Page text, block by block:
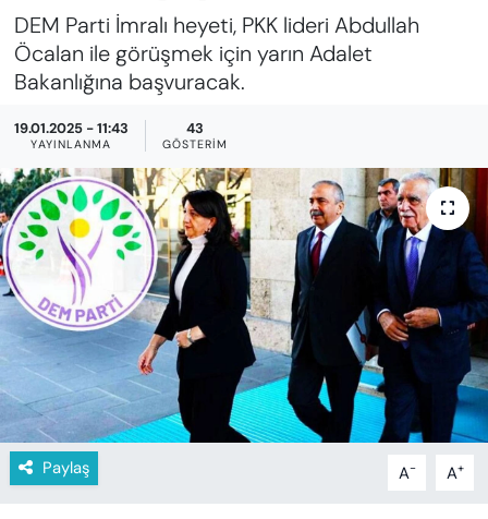
DEM Parti İmralı heyeti, PKK lideri Abdullah
Öcalan ile görüşmek için yarın Adalet
Bakanlığına başvuracak.
19.01.2025 - 11:43
YAYINLANMA
43
GÖSTERIM
Paylaş A- A+
YENİ MEDYADA EMEK
GAZETECİLİĞİNİ GELİŞTİRMEK
FAYDALI BİLGİLER
GÜNDEM
EĞİTİM
KADIN
SAĞLIK
SPOR
KÜLTÜR-SANAT
MAGAZİN
Trafik Durumu
Süper Lig Puan Durumu ve Fikstür
Tüm Manşetler
Son Dakika Haberleri
Haber Arşivi